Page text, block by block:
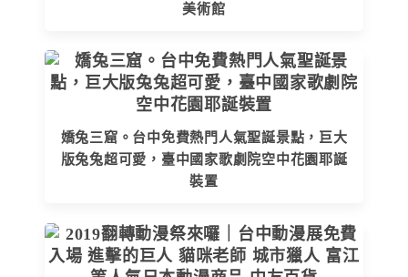
美術館
嬌兔三窟。台中免費熱門人氣聖誕景點，巨大
版兔兔超可愛，臺中國家歌劇院空中花園耶誕
裝置